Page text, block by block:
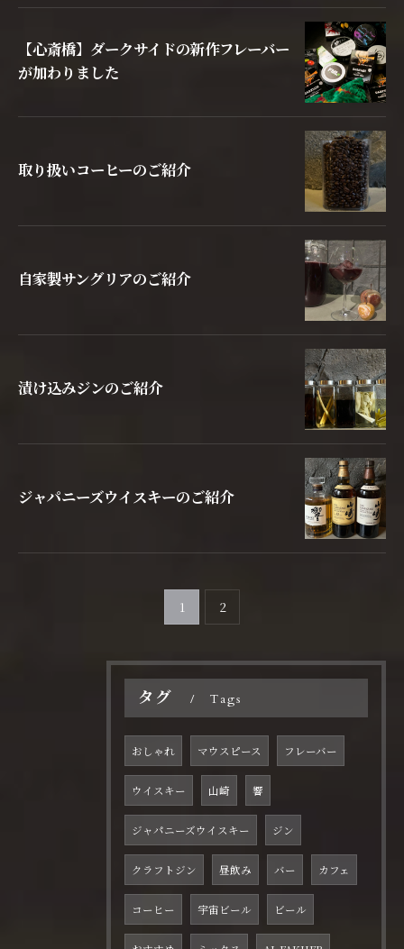
【心斎橋】ダークサイドの新作フレーバー
が加わりました
取り扱いコーヒーのご紹介
自家製サングリアのご紹介
漬け込みジンのご紹介
ジャパニーズウイスキーのご紹介
1 2
タグ Tags
おしゃれ マウスピース フレーバー
ウイスキー 山崎 響
ジャパニーズウイスキー ジン
クラフトジン 昼飲み バー カフェ
コーヒー 宇宙ビール ビール